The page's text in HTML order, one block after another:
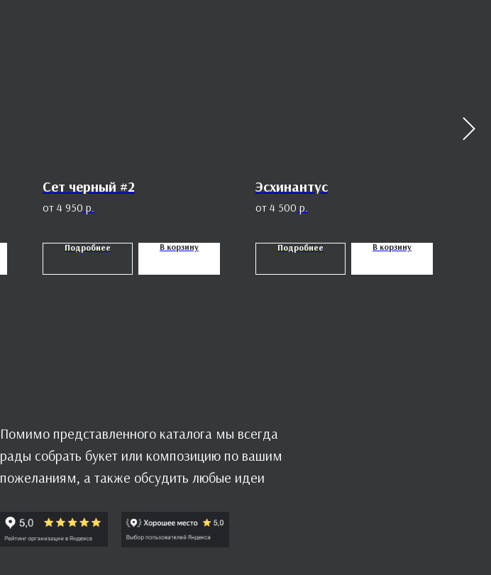
Сет черный #2
4 950 р.
Подробнее В корзину
Эсхинантус
4 500 р.
Подробнее В корзину
Помимо представленного каталога мы всегда
рады собрать букет или композицию по вашим
пожеланиям, а также обсудить любые идеи